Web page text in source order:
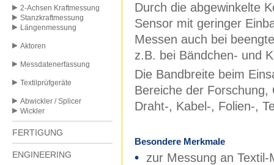
2-Achsen Kraftmessung
Stanzkraftmessung
Längenmessung
Aktoren
Messdatenerfassung
Textilprüfgeräte
Abwickler / Splicer
Wickler
FERTIGUNG
ENGINEERING
Durch die abgewinkelte
Sensor mit geringer
Messen auch bei
z.B. bei Bändchen- und
Die Bandbreite beim
Bereiche der
Draht-, Kabel-, Folien-,
Besondere Merkmale
• zur Messung an